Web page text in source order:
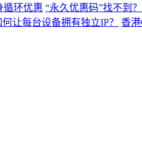
循环优惠 “永久优惠码”找不到
让每台设备拥有独立IP？
香